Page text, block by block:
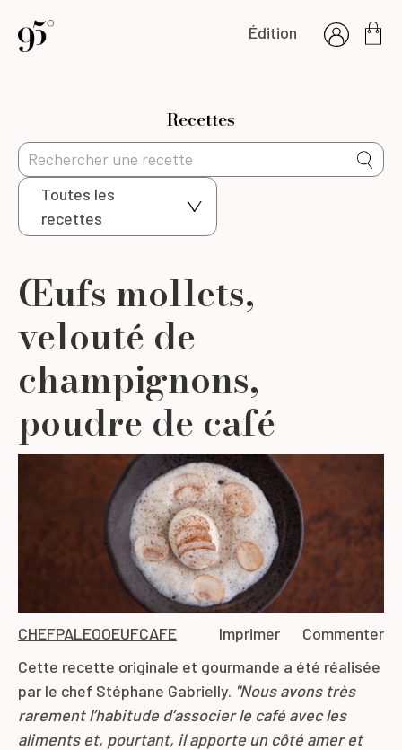
Édition
Recettes
Toutes les
recettes
Œufs mollets,
velouté de
champignons,
poudre de café
CHEFPALEOOEUFCAFE Imprimer
Commenter
Cette recette originale et gourmande a été réalisée
par le chef Stéphane Gabrielly. "Nous avons très
rarement l’habitude d’associer le café avec les
aliments et, pourtant, il apporte un côté amer et